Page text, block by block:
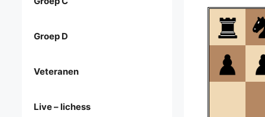
Groep D
Veteranen
Live – lichess